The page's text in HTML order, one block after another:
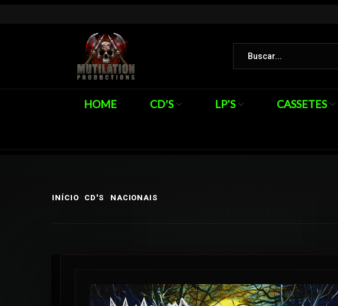
HOME CD’S LP’S CASSETES
INÍCIO CD'S NACIONAIS